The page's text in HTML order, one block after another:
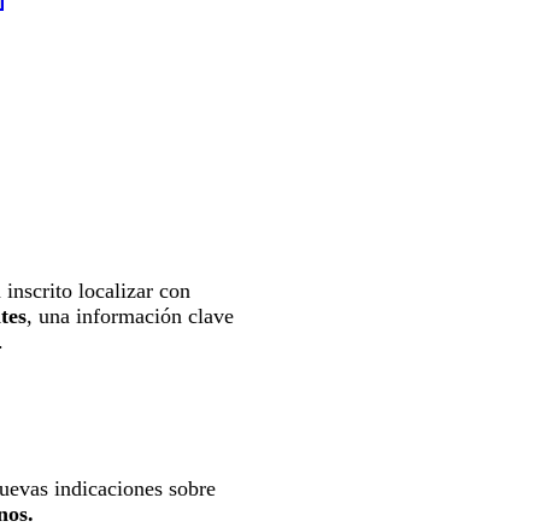
inscrito localizar con
, una información clave
indicaciones sobre